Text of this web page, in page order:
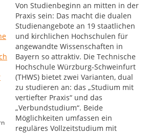
Von Studienbeginn an mitten in der
Praxis sein: Das macht die dualen
Studienangebote an 19 staatlichen
und kirchlichen Hochschulen für
angewandte Wissenschaften in
Bayern so attraktiv. Die Technische
Hochschule Würzburg-Schweinfurt
(THWS) bietet zwei Varianten, dual
zu studieren an: das „Studium mit
vertiefter Praxis“ und das
„Verbundstudium“. Beide
Möglichkeiten umfassen ein
reguläres Vollzeitstudium mit